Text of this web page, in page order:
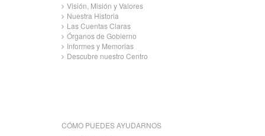
Visión, Misión y Valores
Nuestra Historia
Las Cuentas Claras
Órganos de Gobierno
Informes y Memorias
Descubre nuestro Centro
CÓMO PUEDES AYUDARNOS